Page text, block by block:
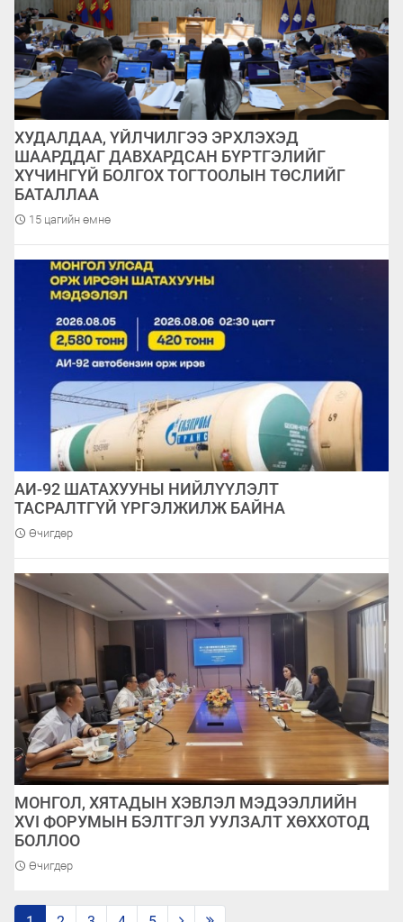
ХУДАЛДАА, ҮЙЛЧИЛГЭЭ ЭРХЛЭХЭД
ШААРДДАГ ДАВХАРДСАН БҮРТГЭЛИЙГ
ХҮЧИНГҮЙ БОЛГОХ ТОГТООЛЫН ТӨСЛИЙГ
БАТАЛЛАА
15 цагийн өмнө
АИ-92 ШАТАХУУНЫ НИЙЛҮҮЛЭЛТ
ТАСРАЛТГҮЙ ҮРГЭЛЖИЛЖ БАЙНА
Өчигдөр
МОНГОЛ, ХЯТАДЫН ХЭВЛЭЛ МЭДЭЭЛЛИЙН
XVI ФОРУМЫН БЭЛТГЭЛ УУЛЗАЛТ ХӨХХОТОД
БОЛЛОО
Өчигдөр